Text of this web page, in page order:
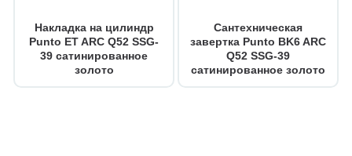
Накладка на цилиндр
Punto ET ARC Q52 SSG-
39 сатинированное
золото
Сантехническая
завертка Punto BK6 ARC
Q52 SSG-39
сатинированное золото